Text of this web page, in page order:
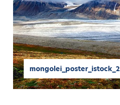
mongolei_poster_istock_2